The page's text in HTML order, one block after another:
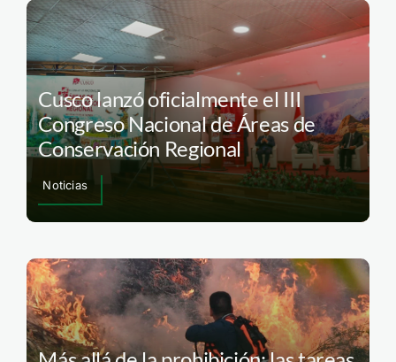
Cusco lanzó oficialmente el III
Congreso Nacional de Áreas de
Conservación Regional
Noticias